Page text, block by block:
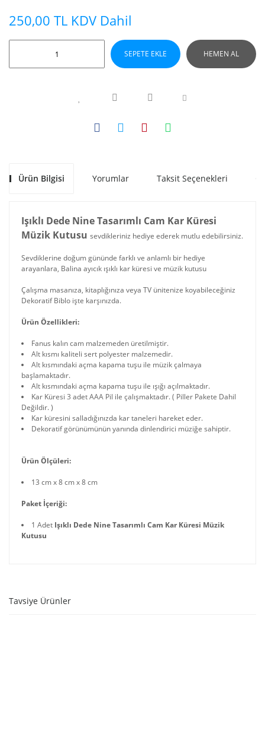
250,00 TL KDV Dahil
SEPETE EKLE HEMEN AL
Ürün Bilgisi Yorumlar Taksit Seçenekleri
Işıklı Dede Nine Tasarımlı Cam Kar Küresi
Müzik Kutusu sevdikleriniz hediye ederek mutlu edebilirsiniz.
Sevdiklerine doğum gününde farklı ve anlamlı bir hediye
arayanlara, Balina ayıcık ışıklı kar küresi ve müzik kutusu
Çalışma masanıza, kitaplığınıza veya TV ünitenize koyabileceğiniz
Dekoratif Biblo işte karşınızda.
Ürün Özellikleri:
Fanus kalın cam malzemeden üretilmiştir.
Alt kısmı kaliteli sert polyester malzemedir.
Alt kısmındaki açma kapama tuşu ile müzik çalmaya
başlamaktadır.
Alt kısmındaki açma kapama tuşu ile ışığı açılmaktadır.
Kar Küresi 3 adet AAA Pil ile çalışmaktadır. ( Piller Pakete Dahil
Değildir. )
Kar küresini salladığınızda kar taneleri hareket eder.
Dekoratif görünümünün yanında dinlendirici müziğe sahiptir.
Ürün Ölçüleri:
13 cm x 8 cm x 8 cm
Paket İçeriği:
1 Adet Işıklı Dede Nine Tasarımlı Cam Kar Küresi Müzik
Kutusu
Tavsiye Ürünler